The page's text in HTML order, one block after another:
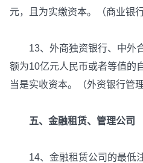
元，且为实缴资本。（商业银
13、外商独资银行、中外
额为10亿元人民币或者等值的
当是实收资本。（外资银行管
五、金融租赁、管理公司
14、金融租赁公司的最低